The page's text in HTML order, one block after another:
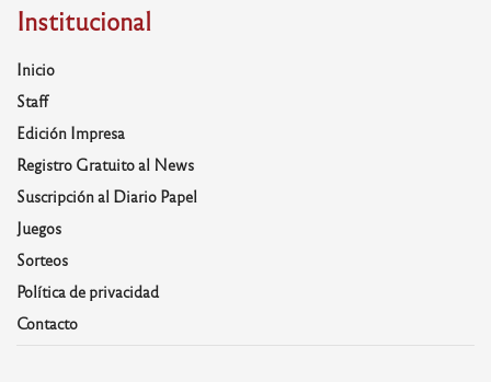
Institucional
Inicio
Staff
Edición Impresa
Registro Gratuito al News
Suscripción al Diario Papel
Juegos
Sorteos
Política de privacidad
Contacto